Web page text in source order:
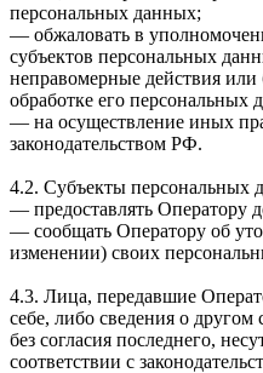
персональных данных;
— обжаловать в
субъектов персональных
неправомерные действия или
обработке его персональных
— на осуществление иных
законодательством РФ.
4.2. Субъекты персональных
— предоставлять Оператору
— сообщать Оператору об
изменении) своих
4.3. Лица, передавшие
себе, либо сведения о
без согласия последнего,
соответствии с